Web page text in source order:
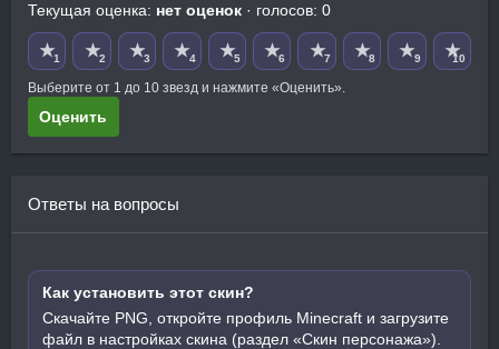
Текущая оценка: нет оценок · голосов: 0
★1 ★2 ★3 ★4 ★5 ★6 ★7 ★8 ★9 ★10
Выберите от 1 до 10 звезд и нажмите «Оценить».
Оценить
Ответы на вопросы
Как установить этот скин?
Скачайте PNG, откройте профиль Minecraft и загрузите
файл в настройках скина (раздел «Скин персонажа»).